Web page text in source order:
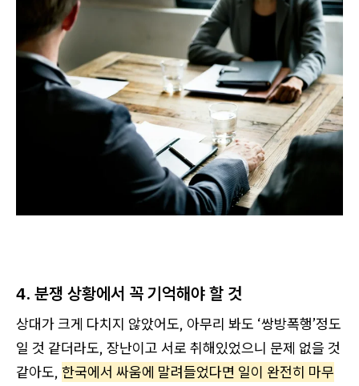
4. 분쟁 상황에서 꼭 기억해야 할 것
상대가 크게 다치지 않았어도, 아무리 봐도 ‘쌍방폭행’정도
일 것 같더라도, 장난이고 서로 취해있었으니 문제 없을 것
같아도, 한국에서 싸움에 말려들었다면 일이 완전히 마무